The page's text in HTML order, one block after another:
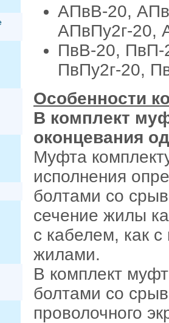
АПвВ-20,
АПвПу2г-20,
ПвВ-20, ПвП-
ПвПу2г-20,
Особенности
В комплект
оконцевания
Муфта
исполнения
болтами со
сечение жилы
с кабелем, как
жилами.
В комплект
болтами со
проволочного